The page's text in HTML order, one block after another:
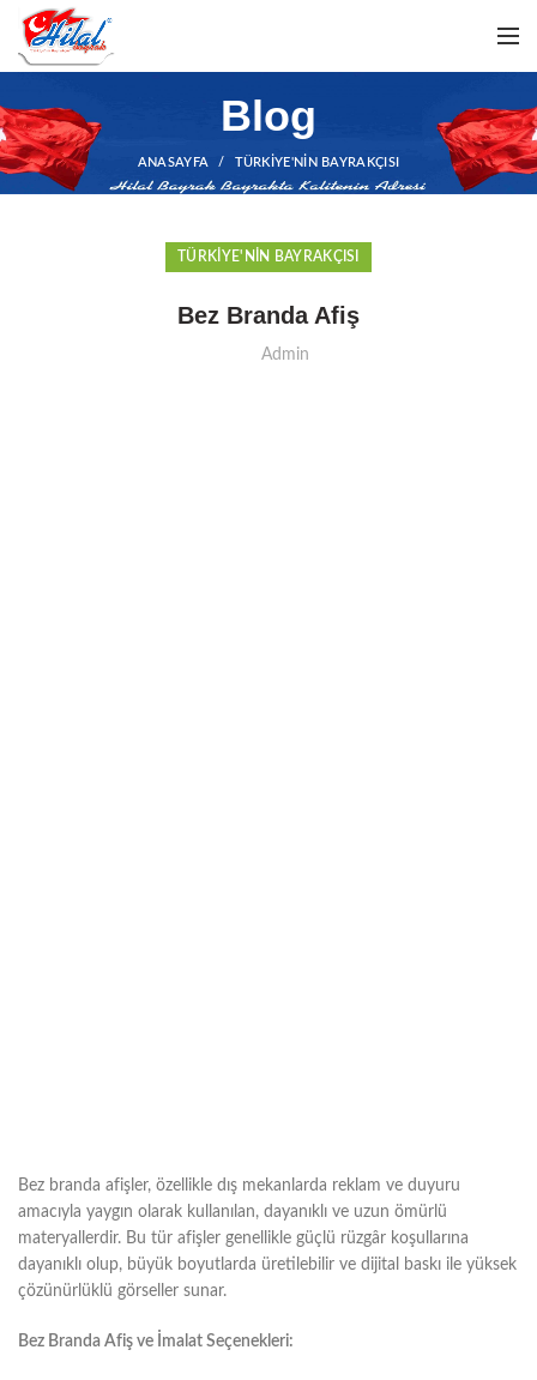
Blog
ANASAYFA TÜRKIYE'NIN BAYRAKÇISI
TÜRKIYE'NIN BAYRAKÇISI
Bez Branda Afiş
Admin
Bez branda afişler, özellikle dış mekanlarda reklam ve duyuru
amacıyla yaygın olarak kullanılan, dayanıklı ve uzun ömürlü
materyallerdir. Bu tür afişler genellikle güçlü rüzgâr koşullarına
dayanıklı olup, büyük boyutlarda üretilebilir ve dijital baskı ile yüksek
çözünürlüklü görseller sunar.
Bez Branda Afiş ve İmalat Seçenekleri: